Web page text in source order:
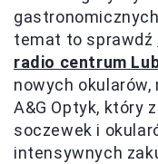
temat to sprawdź
radio centrum
nowych
A&G Optyk, który
soczewek i
intensywnych